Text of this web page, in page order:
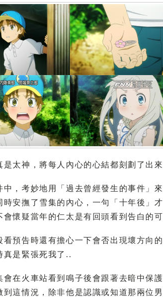
是太神，將每人內心的心結都刻劃了出
中，考妙地用「過去曾經發生的事件」
時安撫了雪集的內心，一句「十年後」
會懷疑當年的仁太是有回頭看到告白的
看預告時還有擔心一下會否出現壞方向
真是緊張死我了..
會在火車站看到鳴子後會跟著去暗中保
到這情況，除非他是認識或知道那兩位男